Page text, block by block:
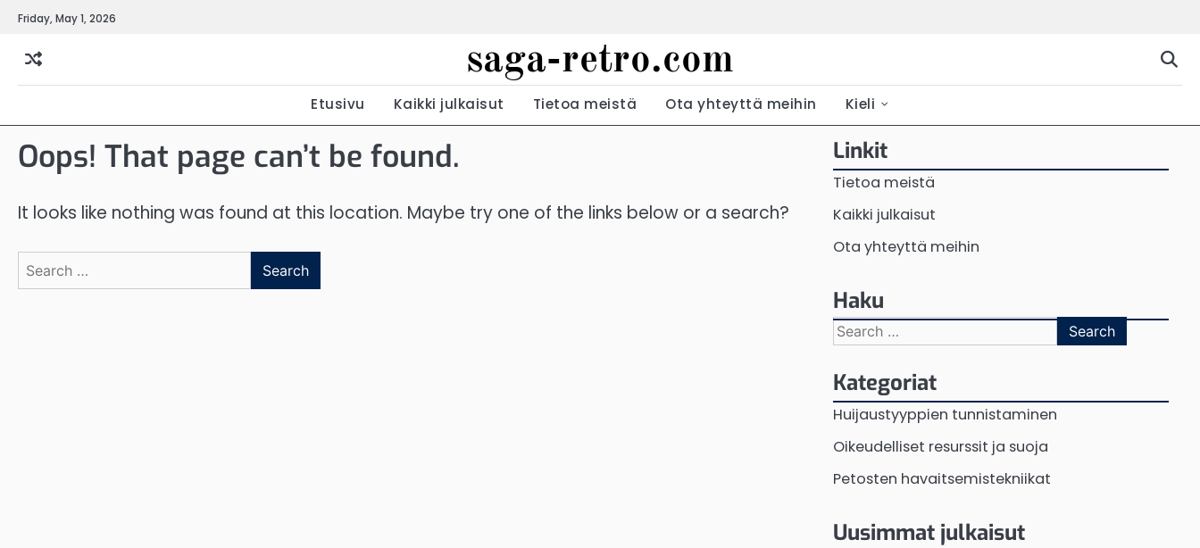
Skip
content
Friday, May 1, 2026
saga-retro.com
Etusivu Kaikki julkaisut Tietoa meistä Ota yhteyttä meihin Kieli
Oops! That page can’t be found.
It looks like nothing was found at this location. Maybe try one of the links below or a search?
Search
for:
Linkit
Tietoa meistä
Kaikki julkaisut
Ota yhteyttä meihin
Haku
Search
for:
Kategoriat
Huijaustyyppien tunnistaminen
Oikeudelliset resurssit ja suoja
Petosten havaitsemistekniikat
Uusimmat julkaisut